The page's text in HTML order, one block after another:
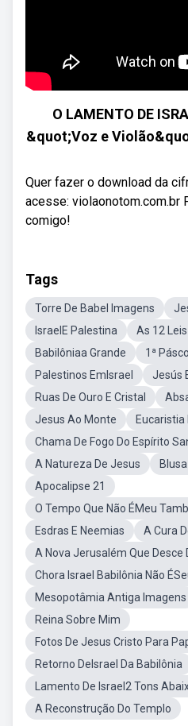
O LAMENTO DE
&quot;Voz e
Quer fazer o download da
acesse: violaonotom.com.br
comigo!
Tags
Torre De Babel Imagens
IsraelE Palestina
As 12
Babilôniaa Grande
1ª
Palestinos EmIsrael
Jesús
Ruas De Ouro E Cristal
Jesus Ao Monte
Eucaristia
Chama De Fogo Do Espírito
A Natureza De Jesus
Apocalipse 21
O Tempo Que Não ÉMeu
Esdras E Neemias
A Cura
A Nova Jerusalém Que Desce
Chora Israel Babilônia Não
Mesopotâmia Antiga Imagens
Reina Sobre Mim
Fotos De Jesus Cristo Para
Retorno DeIsrael Da Babilônia
Lamento De Israel2 Tons
A Reconstrução Do Templo